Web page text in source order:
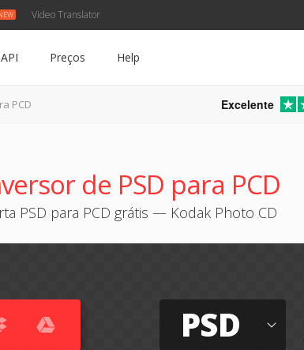
Video Translator
API Preços Help
PCD Excelente
de PSD para PCD
PSD para PCD grátis — Kodak Photo CD
PSD